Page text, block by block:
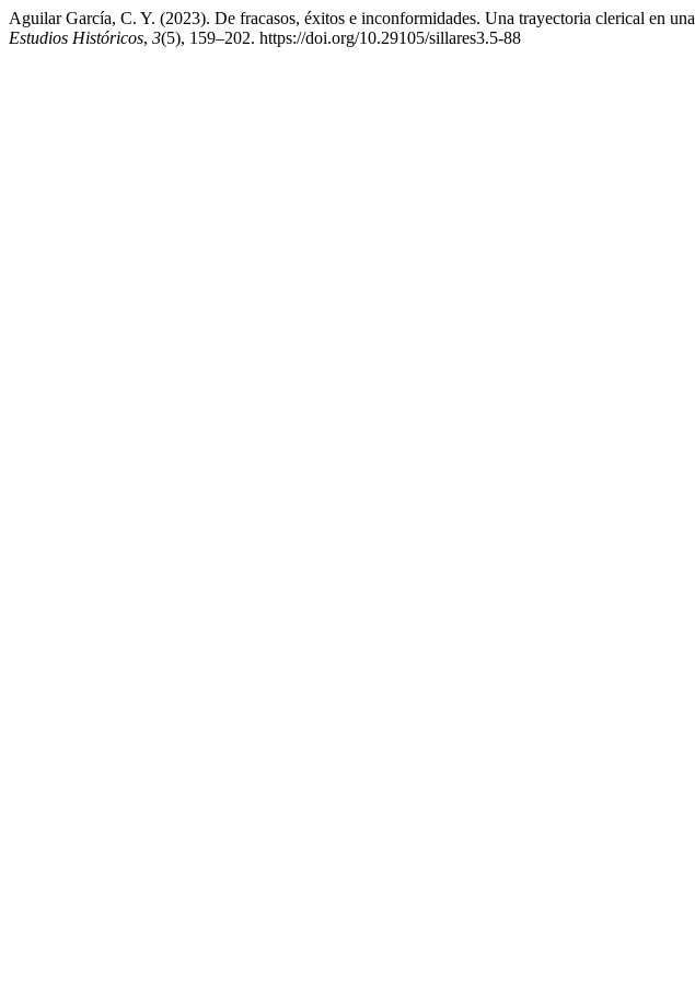
Aguilar García, C. Y. (2023). De fracasos, éxitos e inconformidades. Una trayectoria clerical en
Estudios Históricos, 3(5), 159–202. https://doi.org/10.29105/sillares3.5-88